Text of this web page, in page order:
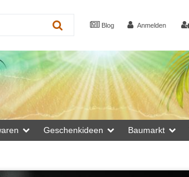
Blog Anmelden
Geschenkideen Baumarkt